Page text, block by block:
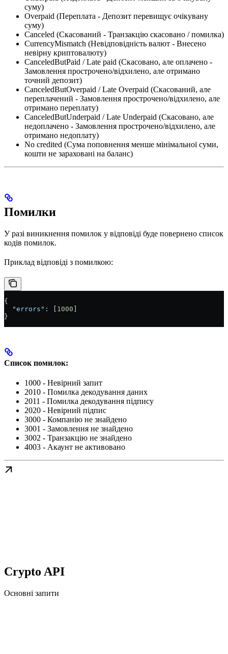
суму)
Overpaid (Переплата - Депозит перевищує очікувану
суму)
Canceled (Скасований - Транзакцію скасовано / помилка)
CurrencyMismatch (Невідповідність валют - Внесено
невірну криптовалюту)
CanceledButPaid / Late paid (Скасовано, але оплачено -
Замовлення прострочено/відхилено, але отримано
точний депозит)
CanceledButOverpaid / Late Overpaid (Скасований, але
переплачений - Замовлення прострочено/відхилено, але
отримано переплату)
CanceledButUnderpaid / Late Underpaid (Скасовано, але
недоплачено - Замовлення прострочено/відхилено, але
отримано недоплату)
No credited (Сума поповнення менше мінімальної суми,
кошти не зараховані на баланс)
Помилки
У разі виникнення помилок у відповіді буде повернено список
кодів помилок.
Приклад відповіді з помилкою:
{
  "errors"
: [ 1000
}
Список помилок:
1000 - Невірний запит
2010 - Помилка декодування даних
2011 - Помилка декодування підпису
2020 - Невірний підпис
3000 - Компанію не знайдено
3001 - Замовлення не знайдено
3002 - Транзакцію не знайдено
4003 - Акаунт не активовано
Crypto API
Основні запити